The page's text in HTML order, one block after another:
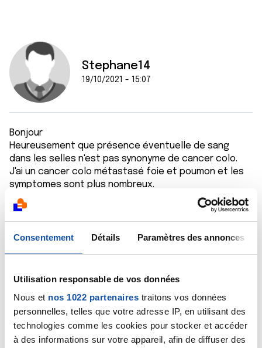
Consentement Détails Paramètres des annonces
Utilisation responsable de vos données
Nous et nos 1022 partenaires traitons vos données
personnelles, telles que votre adresse IP, en utilisant des
technologies comme les cookies pour stocker et accéder
à des informations sur votre appareil, afin de diffuser des
Stephane14
19/10/2021 - 15:07
Bonjour
Heureusement que présence éventuelle de sang
dans les selles n'est pas synonyme de cancer colo.
J'ai un cancer colo métastasé foie et poumon et les
symptomes sont plus nombreux.
Vous avez peur et c'est bien naturel mais comme le
dit le Dr Marceau, bien peu probable à votre âge.
L'avantage d'avoir peur c'est que ça incite à
rassure
Citer